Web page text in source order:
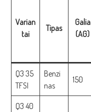
Varian
tai
Tipas
Galia
(AG)
Q3 35
TFSI
Benzi
nas
150
Q3 40